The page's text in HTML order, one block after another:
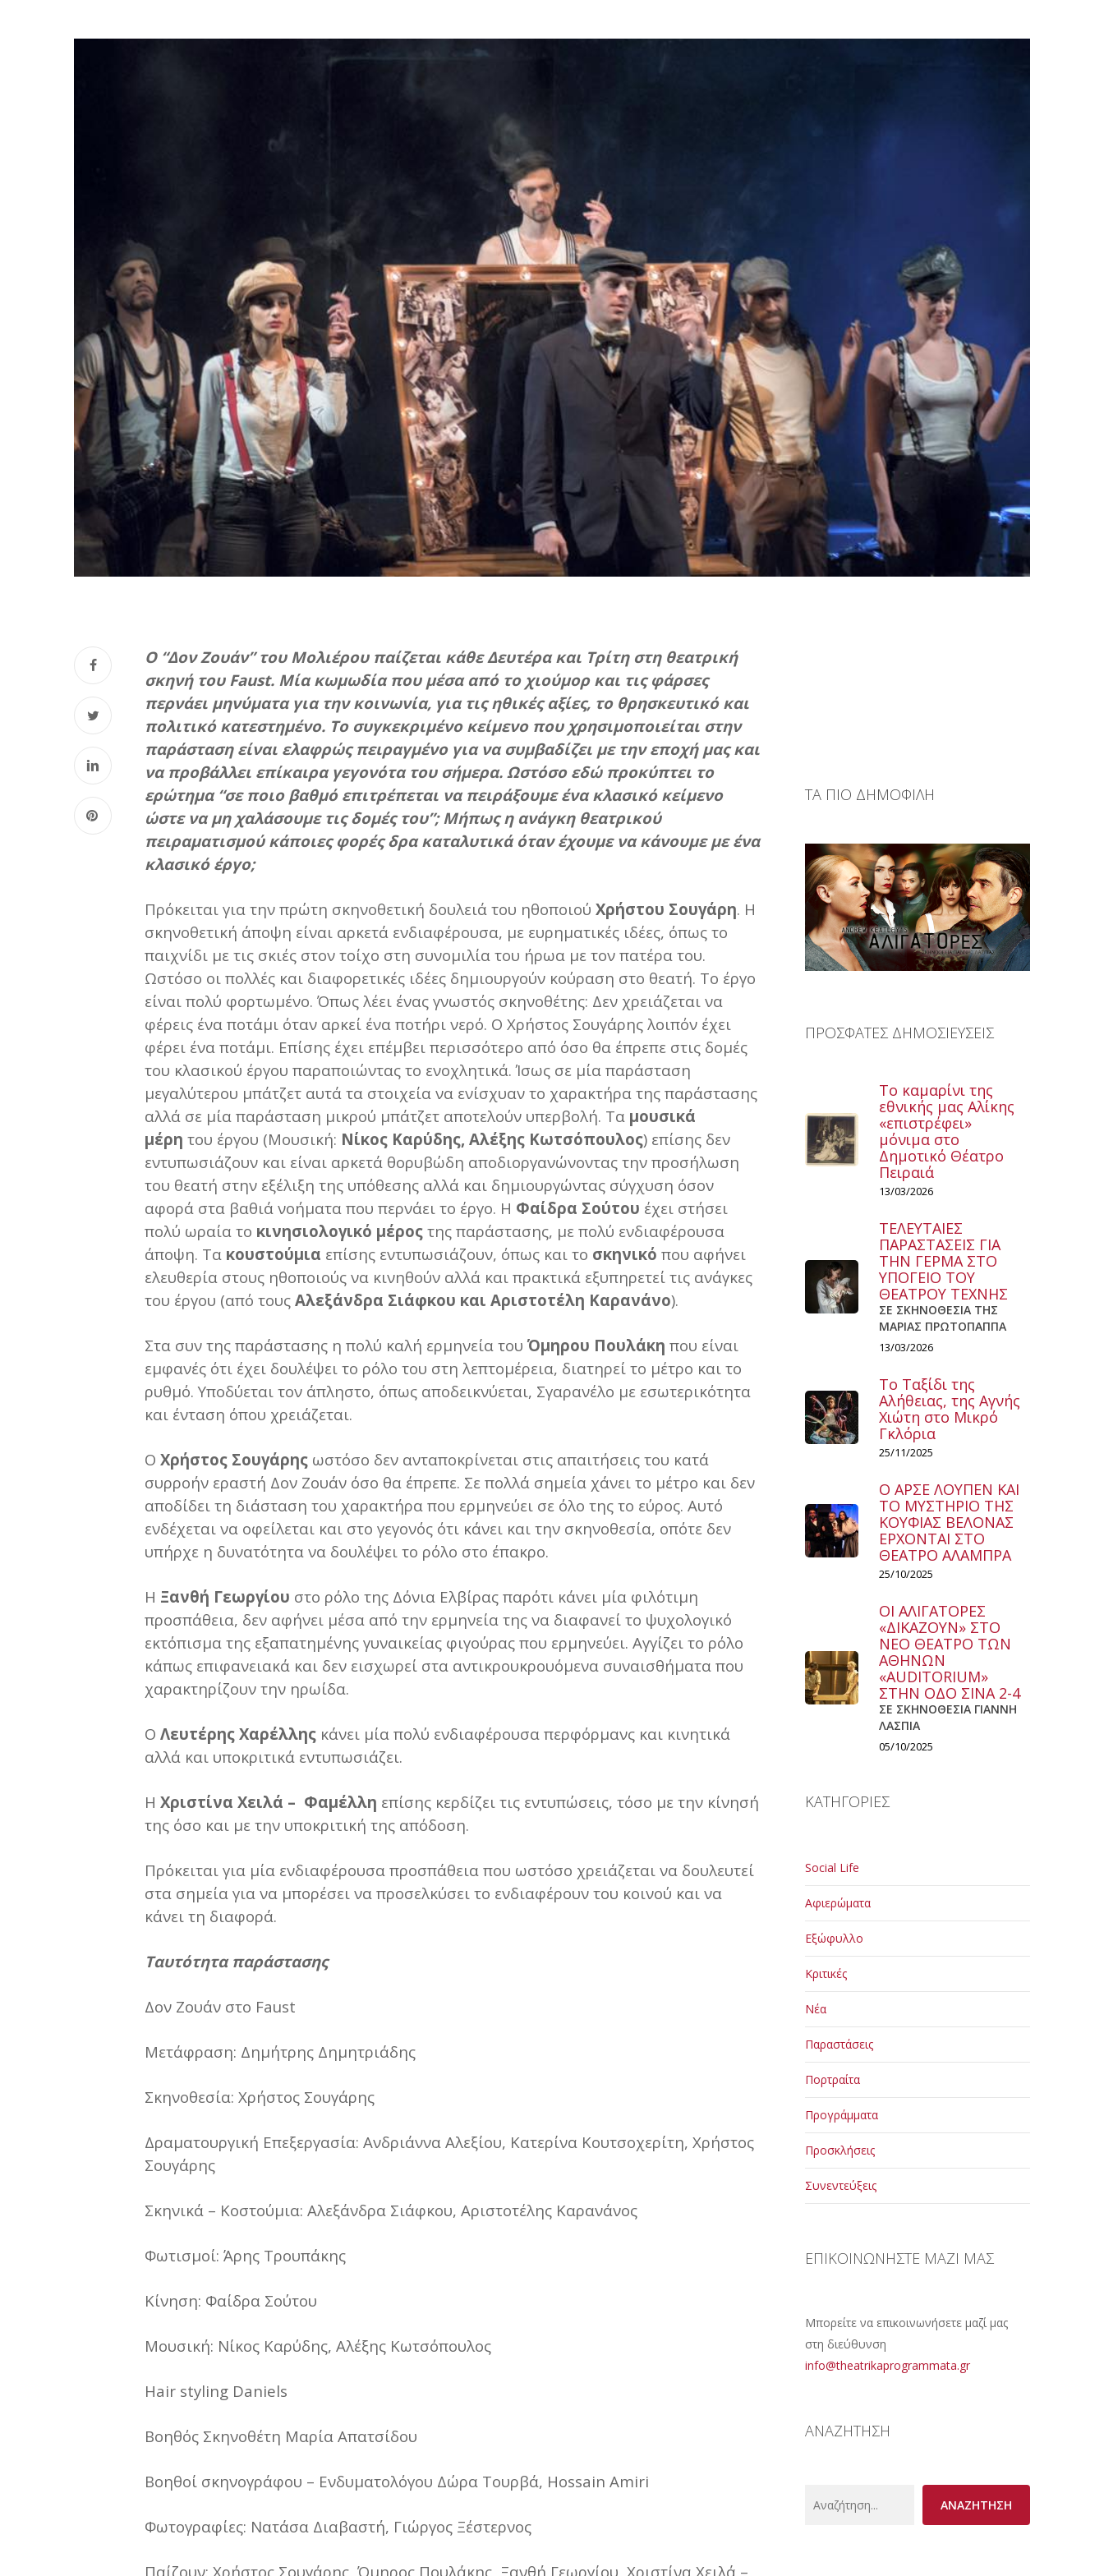
Ο “Δον Ζουάν” του Μολιέρου παίζεται κάθε Δευτέρα και Τρίτη στη θεατρική
σκηνή του Faust. Μία κωμωδία που μέσα από το χιούμορ και τις φάρσες
περνάει μηνύματα για την κοινωνία, για τις ηθικές αξίες, το θρησκευτικό και
πολιτικό κατεστημένο. Το συγκεκριμένο κείμενο που χρησιμοποιείται στην
παράσταση είναι ελαφρώς πειραγμένο για να συμβαδίζει με την εποχή μας και
να προβάλλει επίκαιρα γεγονότα του σήμερα. Ωστόσο εδώ προκύπτει το
ερώτημα “σε ποιο βαθμό επιτρέπεται να πειράξουμε ένα κλασικό κείμενο
ώστε να μη χαλάσουμε τις δομές του”; Μήπως η ανάγκη θεατρικού
πειραματισμού κάποιες φορές δρα καταλυτικά όταν έχουμε να κάνουμε με ένα
κλασικό έργο;
Πρόκειται για την πρώτη σκηνοθετική δουλειά του ηθοποιού Χρήστου Σουγάρη. Η
σκηνοθετική άποψη είναι αρκετά ενδιαφέρουσα, με ευρηματικές ιδέες, όπως το
παιχνίδι με τις σκιές στον τοίχο στη συνομιλία του ήρωα με τον πατέρα του.
Ωστόσο οι πολλές και διαφορετικές ιδέες δημιουργούν κούραση στο θεατή. Το έργο
είναι πολύ φορτωμένο. Όπως λέει ένας γνωστός σκηνοθέτης: Δεν χρειάζεται να
φέρεις ένα ποτάμι όταν αρκεί ένα ποτήρι νερό. Ο Χρήστος Σουγάρης λοιπόν έχει
φέρει ένα ποτάμι. Επίσης έχει επέμβει περισσότερο από όσο θα έπρεπε στις δομές
του κλασικού έργου παραποιώντας το ενοχλητικά. Ίσως σε μία παράσταση
μεγαλύτερου μπάτζετ αυτά τα στοιχεία να ενίσχυαν το χαρακτήρα της παράστασης
αλλά σε μία παράσταση μικρού μπάτζετ αποτελούν υπερβολή. Τα μουσικά
μέρη του έργου (Μουσική: Νίκος Καρύδης, Αλέξης Κωτσόπουλος) επίσης δεν
εντυπωσιάζουν και είναι αρκετά θορυβώδη αποδιοργανώνοντας την προσήλωση
του θεατή στην εξέλιξη της υπόθεσης αλλά και δημιουργώντας σύγχυση όσον
αφορά στα βαθιά νοήματα που περνάει το έργο. Η Φαίδρα Σούτου έχει στήσει
πολύ ωραία το κινησιολογικό μέρος της παράστασης, με πολύ ενδιαφέρουσα
άποψη. Τα κουστούμια επίσης εντυπωσιάζουν, όπως και το σκηνικό που αφήνει
ελευθερία στους ηθοποιούς να κινηθούν αλλά και πρακτικά εξυπηρετεί τις ανάγκες
του έργου (από τους Αλεξάνδρα Σιάφκου και Αριστοτέλη Καρανάνο).
Στα συν της παράστασης η πολύ καλή ερμηνεία του Όμηρου Πουλάκη που είναι
εμφανές ότι έχει δουλέψει το ρόλο του στη λεπτομέρεια, διατηρεί το μέτρο και το
ρυθμό. Υποδύεται τον άπληστο, όπως αποδεικνύεται, Σγαρανέλο με εσωτερικότητα
και ένταση όπου χρειάζεται.
Ο Χρήστος Σουγάρης ωστόσο δεν ανταποκρίνεται στις απαιτήσεις του κατά
συρροήν εραστή Δον Ζουάν όσο θα έπρεπε. Σε πολλά σημεία χάνει το μέτρο και δεν
αποδίδει τη διάσταση του χαρακτήρα που ερμηνεύει σε όλο της το εύρος. Αυτό
ενδέχεται να οφείλεται και στο γεγονός ότι κάνει και την σκηνοθεσία, οπότε δεν
υπήρχε η δυνατότητα να δουλέψει το ρόλο στο έπακρο.
Η Ξανθή Γεωργίου στο ρόλο της Δόνια Ελβίρας παρότι κάνει μία φιλότιμη
προσπάθεια, δεν αφήνει μέσα από την ερμηνεία της να διαφανεί το ψυχολογικό
εκτόπισμα της εξαπατημένης γυναικείας φιγούρας που ερμηνεύει. Αγγίζει το ρόλο
κάπως επιφανειακά και δεν εισχωρεί στα αντικρουκρουόμενα συναισθήματα που
χαρακτηρίζουν την ηρωίδα.
Ο Λευτέρης Χαρέλλης κάνει μία πολύ ενδιαφέρουσα περφόρμανς και κινητικά
αλλά και υποκριτικά εντυπωσιάζει.
Η Χριστίνα Χειλά – Φαμέλλη επίσης κερδίζει τις εντυπώσεις, τόσο με την κίνησή
της όσο και με την υποκριτική της απόδοση.
Πρόκειται για μία ενδιαφέρουσα προσπάθεια που ωστόσο χρειάζεται να δουλευτεί
στα σημεία για να μπορέσει να προσελκύσει το ενδιαφέρουν του κοινού και να
κάνει τη διαφορά.
Ταυτότητα παράστασης
Δον Ζουάν στο Faust
Μετάφραση: Δημήτρης Δημητριάδης
Σκηνοθεσία: Χρήστος Σουγάρης
Δραματουργική Επεξεργασία: Ανδριάννα Αλεξίου, Κατερίνα Κουτσοχερίτη, Χρήστος
Σουγάρης
Σκηνικά – Κοστούμια: Αλεξάνδρα Σιάφκου, Αριστοτέλης Καρανάνος
Φωτισμοί: Άρης Τρουπάκης
Κίνηση: Φαίδρα Σούτου
Μουσική: Νίκος Καρύδης, Αλέξης Κωτσόπουλος
Hair styling Daniels
Βοηθός Σκηνοθέτη Μαρία Απατσίδου
Βοηθοί σκηνογράφου – Ενδυματολόγου Δώρα Τουρβά, Hossain Amiri
Φωτογραφίες: Νατάσα Διαβαστή, Γιώργος Ξέστερνος
Παίζουν: Χρήστος Σουγάρης, Όμηρος Πουλάκης, Ξανθή Γεωργίου, Χριστίνα Χειλά –
ΤΑ ΠΙΟ ΔΗΜΟΦΙΛΗ
ΠΡΟΣΦΑΤΕΣ ΔΗΜΟΣΙΕΥΣΕΙΣ
Το καμαρίνι της
εθνικής μας Αλίκης
«επιστρέφει»
μόνιμα στο
Δημοτικό Θέατρο
Πειραιά
13/03/2026
ΤΕΛΕΥΤΑΙΕΣ
ΠΑΡΑΣΤΑΣΕΙΣ ΓΙΑ
ΤΗΝ ΓΕΡΜΑ ΣΤΟ
ΥΠΟΓΕΙΟ ΤΟΥ
ΘΕΑΤΡΟΥ ΤΕΧΝΗΣ
ΣΕ ΣΚΗΝΟΘΕΣΙΑ ΤΗΣ
ΜΑΡΙΑΣ ΠΡΩΤΟΠΑΠΠΑ
13/03/2026
Το Ταξίδι της
Αλήθειας, της Αγνής
Χιώτη στο Μικρό
Γκλόρια
25/11/2025
Ο ΑΡΣΕ ΛΟΥΠΕΝ ΚΑΙ
ΤΟ ΜΥΣΤΗΡΙΟ ΤΗΣ
ΚΟΥΦΙΑΣ ΒΕΛΟΝΑΣ
ΕΡΧΟΝΤΑΙ ΣΤΟ
ΘΕΑΤΡΟ ΑΛΑΜΠΡΑ
25/10/2025
ΟΙ ΑΛΙΓΑΤΟΡΕΣ
«ΔΙΚΑΖΟΥΝ» ΣΤΟ
ΝΕΟ ΘΕΑΤΡΟ ΤΩΝ
ΑΘΗΝΩΝ
«AUDITORIUM»
ΣΤΗΝ ΟΔΟ ΣΙΝΑ 2-4
ΣΕ ΣΚΗΝΟΘΕΣΙΑ ΓΙΑΝΝΗ
ΛΑΣΠΙΑ
05/10/2025
ΚΑΤΗΓΟΡΙΕΣ
Social Life
Αφιερώματα
Εξώφυλλο
Κριτικές
Νέα
Παραστάσεις
Πορτραίτα
Προγράμματα
Προσκλήσεις
Συνεντεύξεις
ΕΠΙΚΟΙΝΩΝΗΣΤΕ ΜΑΖΙ ΜΑΣ
Μπορείτε να επικοινωνήσετε μαζί μας
στη διεύθυνση
info@theatrikaprogrammata.gr
ΑΝΑΖΗΤΗΣΗ
ΑΝΑΖΗΤΗΣΗ